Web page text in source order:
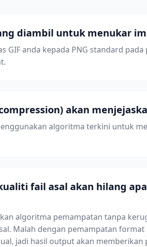
diambil untuk menukar
GIF anda kepada PNG standard
akan
algoritma terkini untuk
fail asal akan hilang
algoritma pemampatan tanpa
Malah dengan pemampatan
jadi hasil output akan memberikan